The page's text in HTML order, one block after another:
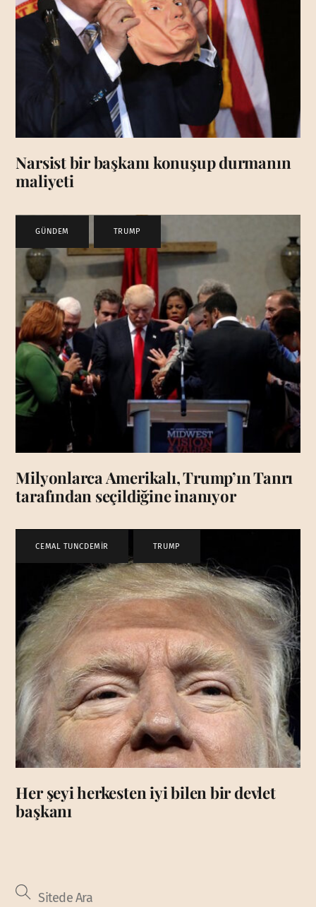
Narsist bir başkanı konuşup durmanın
maliyeti
GÜNDEM TRUMP
Milyonlarca Amerikalı, Trump’ın Tanrı
tarafından seçildiğine inanıyor
CEMAL TUNCDEMİR TRUMP
Her şeyi herkesten iyi bilen bir devlet
başkanı